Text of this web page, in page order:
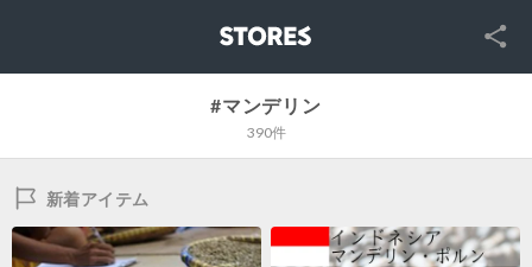
SNS
#マンデリン
390件
新着アイテム